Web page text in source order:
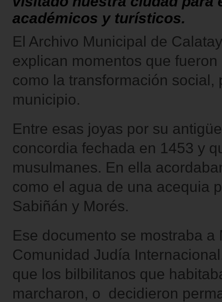
académicos y turísticos.
El Archivo Municipal de
explican momentos que
como la transformación
municipio.
Entre esas joyas por su
concordia fechada en 1453 y
musulmanes. En ella
como el agua de una acequia
Sabiñán y Morés.
Ese documento se mostraba
Comunidad Judía
que los bilbilitanos que
marcharon, o decidieron